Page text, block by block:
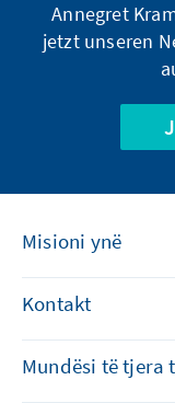
Annegret
jetzt unseren
Misioni ynë
Kontakt
Mundësi të tjera